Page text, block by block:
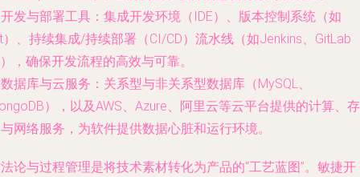
开发与部署工具 ：集成开发环境（IDE）、版本控制系统（如
）、持续集成/持续部署（CI/CD）流水线（如Jenkins、GitLab
，确保开发流程的高效与可靠。
数据库与云服务 ：关系型与非关系型数据库（MySQL、
），以及AWS、Azure、阿里云等云平台提供的计算、存
网络服务，为软件提供数据心脏和运行环境。
论与过程管理是将技术素材转化为产品的“工艺蓝图”。敏捷开